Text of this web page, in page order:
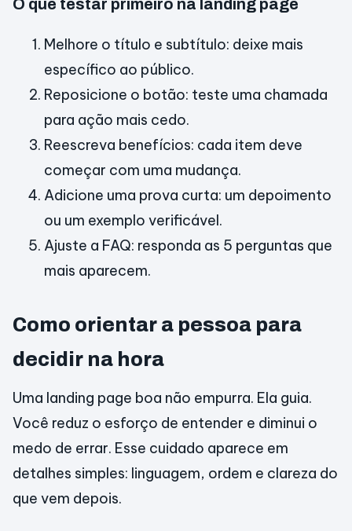
O que testar primeiro na landing page
Melhore o título e subtítulo: deixe mais
específico ao público.
Reposicione o botão: teste uma chamada
para ação mais cedo.
Reescreva benefícios: cada item deve
começar com uma mudança.
Adicione uma prova curta: um depoimento
ou um exemplo verificável.
Ajuste a FAQ: responda as 5 perguntas que
mais aparecem.
Como orientar a pessoa para
decidir na hora
Uma landing page boa não empurra. Ela guia.
Você reduz o esforço de entender e diminui o
medo de errar. Esse cuidado aparece em
detalhes simples: linguagem, ordem e clareza do
que vem depois.